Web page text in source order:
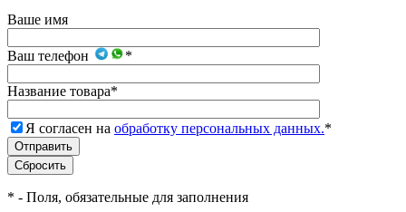
Ваше имя
Ваш телефон *
Название товара*
Я согласен на обработку персональных данных.*
* - Поля, обязательные для заполнения